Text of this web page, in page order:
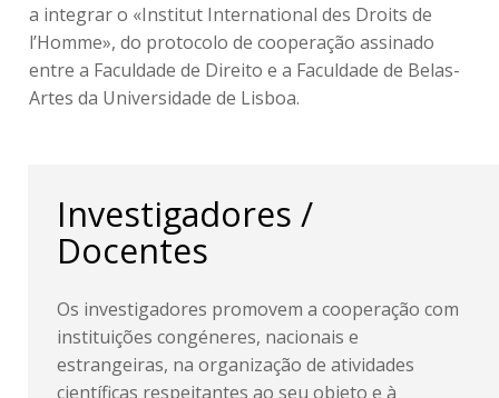
a integrar o «Institut International des Droits de
l’Homme», do protocolo de cooperação assinado
entre a Faculdade de Direito e a Faculdade de Belas-
Artes da Universidade de Lisboa.
Investigadores /
Docentes
Os investigadores promovem a cooperação com
instituições congéneres, nacionais e
estrangeiras, na organização de atividades
científicas respeitantes ao seu objeto e à